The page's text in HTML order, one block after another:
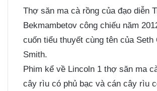
Thợ săn ma cà rồng của đạo diễn
Bekmambetov công chiếu năm
cuốn tiểu thuyết cùng tên của Seth
Smith.
Phim kể về Lincoln 1 thợ săn ma
cây rìu có phủ bạc và cán cây rìu